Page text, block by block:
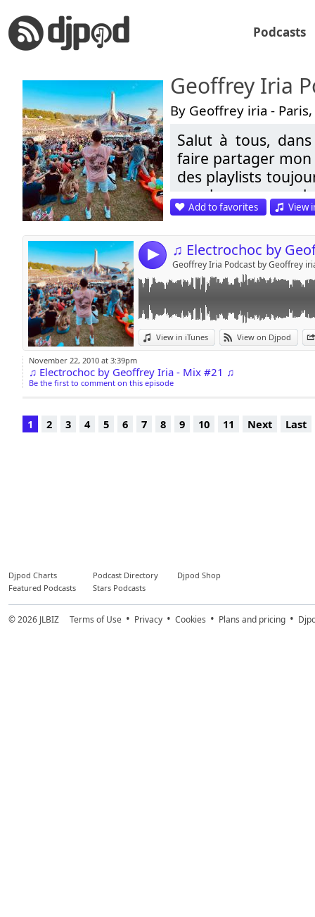
Podcasts
Geoffrey Iria
By Geoffrey iria -
Salut à tous,
faire partager mon
des playlists
une heure pour
Progressive /
Influencé par les
comme :
Hardwell, Dyro,
Joachim
Romero, Afrojack,
Alesso, Dada
http://
et me contacter
Add to favorites View
4 Geoffrey Iria Podcast by Geoffrey
View in iTunes View on Djpod
Link:
Widget:
Share:
Post:
Send by
November 22, 2010 at 3:39pm
♫ Electrochoc by Geoffrey Iria - Mix #21 ♫
Be the first to comment on this episode
1 2 3 4 5 6 7 8 9 10 11 Next Last
Djpod Charts Podcast Directory
Djpod Shop
Featured Podcasts
Stars Podcasts
© 2026 JLBIZ Terms of Use Privacy Cookies Plans and pricing